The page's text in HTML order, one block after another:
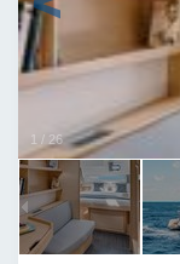
1 / 26